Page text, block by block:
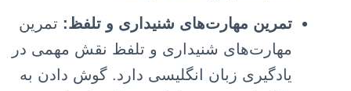
تمرین مهارت‌های شنیداری و تلفظ: تمرین
مهارت‌های شنیداری و تلفظ نقش مهمی در
یادگیری زبان انگلیسی دارد. گوش دادن به